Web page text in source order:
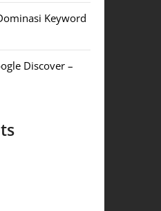
Keyword
Discover –